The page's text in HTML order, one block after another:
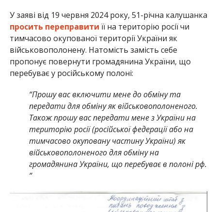
У заяві від 19 червня 2024 року, 51-річна калушанка
просить переправитиїї на територію росії чи
тимчасово окупованої території України як
військовополонену. Натомість замість себе
пропонує повернути громадянина України, що
перебуває у російському полоні:
“Прошу вас включити мене до обміну та
передати для обміну як військовополоненого.
Також прошу вас передати мене з України на
територію росії (російської федерації або на
тимчасово окуповану частину України) як
військовополоненого для обміну на
громадянина України, що перебуває в полоні рф.
”